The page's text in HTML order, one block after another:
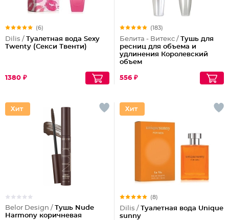
(6)
Dilis / Туалетная вода Sexy
Twenty (Секси Твенти)
1380 ₽
(183)
Белита - Витекс / Тушь для
ресниц для объема и
удлинения Королевский
объем
556 ₽
Belor Design / Тушь Nude
Harmony коричневая
(8)
Dilis / Туалетная вода Unique
sunny